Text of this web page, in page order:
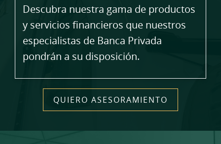
Descubra nuestra gama de productos
y servicios financieros que nuestros
especialistas de Banca Privada
pondrán a su disposición.
QUIERO ASESORAMIENTO